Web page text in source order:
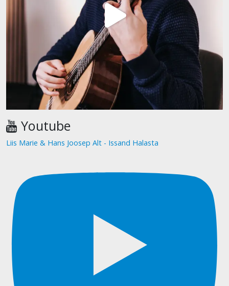
Youtube
Liis Marie & Hans Joosep Alt - Issand Halasta